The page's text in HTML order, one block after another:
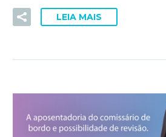
LEIA MAIS